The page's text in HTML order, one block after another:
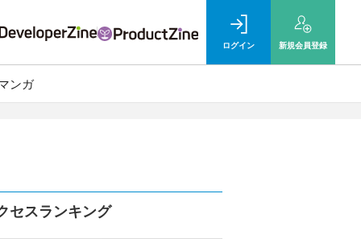
ログイン 新規会員登録
ンガ
セスランキング